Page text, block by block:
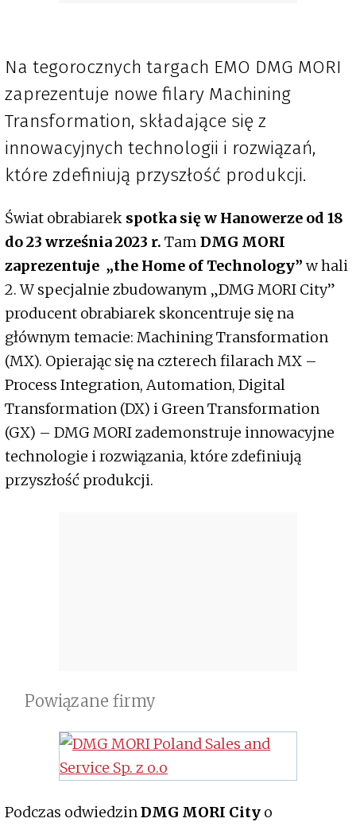
Na tegorocznych targach EMO DMG MORI
zaprezentuje nowe filary Machining
Transformation, składające się z
innowacyjnych technologii i rozwiązań,
które zdefiniują przyszłość produkcji.
Świat obrabiarek spotka się w Hanowerze od 18
do 23 września 2023 r. Tam DMG MORI
zaprezentuje „the Home of Technology”w hali
2. W specjalnie zbudowanym „DMG MORI City”
producent obrabiarek skoncentruje się na
głównym temacie: Machining Transformation
(MX). Opierając się na czterech filarach MX –
Process Integration, Automation, Digital
Transformation (DX) i Green Transformation
(GX) – DMG MORI zademonstruje innowacyjne
technologie i rozwiązania, które zdefiniują
przyszłość produkcji.
Powiązane firmy
Podczas odwiedzinDMG MORI City o